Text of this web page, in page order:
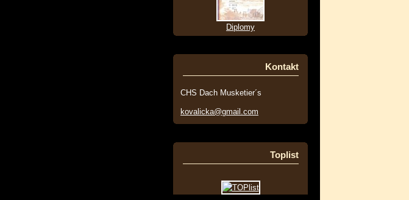
Diplomy
Kontakt
CHS Dach Musketier´s
kovalicka@gmail.com
Toplist